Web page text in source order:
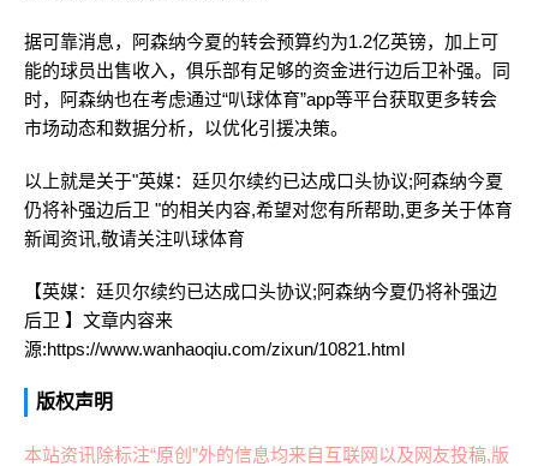
据可靠消息，阿森纳今夏的转会预算约为1.2亿英镑，加上可
能的球员出售收入，俱乐部有足够的资金进行边后卫补强。同
时，阿森纳也在考虑通过“叭球体育”app等平台获取更多转会
市场动态和数据分析，以优化引援决策。
以上就是关于"英媒：廷贝尔续约已达成口头协议;阿森纳今夏
仍将补强边后卫 "的相关内容,希望对您有所帮助,更多关于体育
新闻资讯,敬请关注叭球体育
【英媒：廷贝尔续约已达成口头协议;阿森纳今夏仍将补强边
后卫 】文章内容来
源:https://www.wanhaoqiu.com/zixun/10821.html
版权声明
本站资讯除标注“原创”外的信息均来自互联网以及网友投稿,版